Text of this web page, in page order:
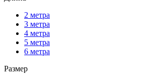
2 метра
3 метра
4 метра
5 метра
6 метра
Размер